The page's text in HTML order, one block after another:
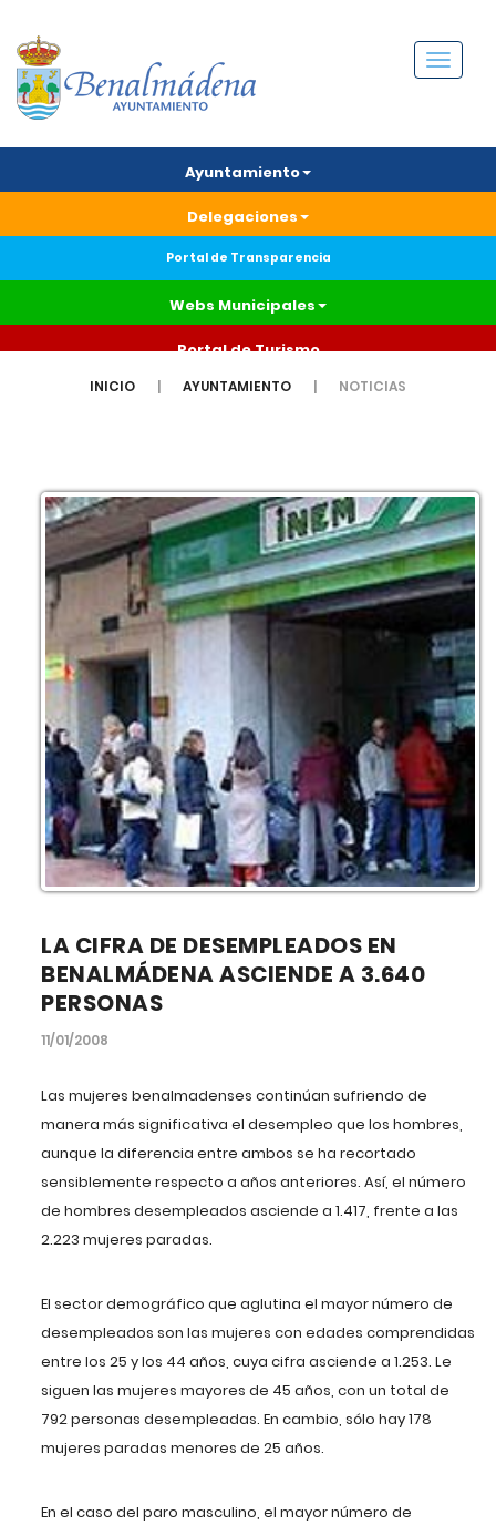
Menú
Ayuntamiento
Delegaciones
Portal de Transparencia
Webs Municipales
Portal de Turismo
INICIO AYUNTAMIENTO NOTICIAS
LA CIFRA DE DESEMPLEADOS EN
BENALMÁDENA ASCIENDE A 3.640
PERSONAS
11/01/2008
Las mujeres benalmadenses continúan sufriendo de
manera más significativa el desempleo que los hombres,
aunque la diferencia entre ambos se ha recortado
sensiblemente respecto a años anteriores. Así, el número
de hombres desempleados asciende a 1.417, frente a las
2.223 mujeres paradas.
El sector demográfico que aglutina el mayor número de
desempleados son las mujeres con edades comprendidas
entre los 25 y los 44 años, cuya cifra asciende a 1.253. Le
siguen las mujeres mayores de 45 años, con un total de
792 personas desempleadas. En cambio, sólo hay 178
mujeres paradas menores de 25 años.
En el caso del paro masculino, el mayor número de